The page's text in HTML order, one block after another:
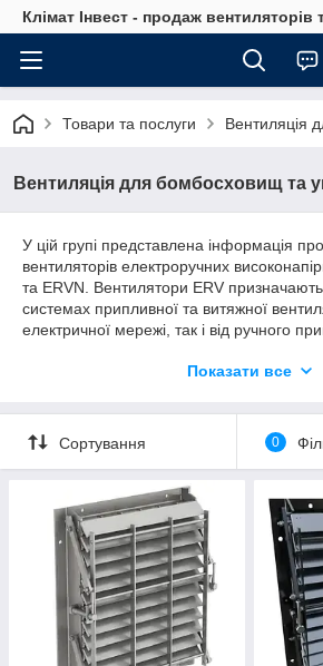
Клімат Інвест - продаж вентиляторів
Товари та послуги Вентиляція
Вентиляція для бомбосховищ та
У цій групі представлена інформація
вентиляторів електроручних
та ERVN. Вентилятори ERV
системах припливної та витяжної
електричної мережі, так і від ручного
витяжної вентиляції, працюють як від
клапани витратоміри-відсікачі K-RB, K-
застосовуються для визначення витрати
роботи електроручних вентиляторів
перемикання роботи фільтро-
режиму вентиляції на режим
противибухових пристроїв та інші
комплектації.
Показати все
Сортування 0